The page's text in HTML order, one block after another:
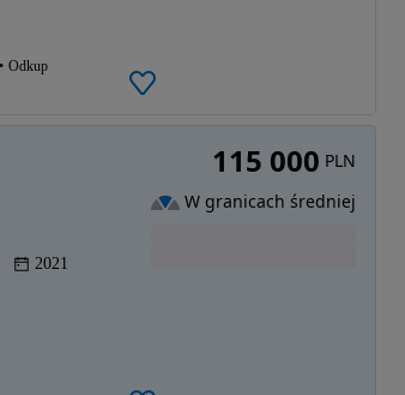
Odkup
2021
115 000 PLN
W granicach średniej